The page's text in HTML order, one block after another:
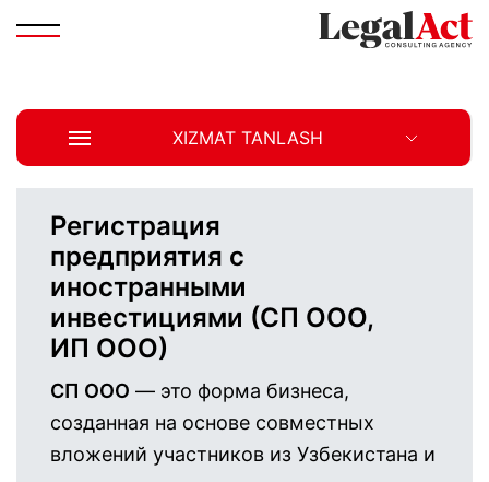
XIZMAT TANLASH
Регистрация
предприятия с
иностранными
инвестициями (СП ООО,
ИП ООО)
СП ООО — это форма бизнеса,
созданная на основе совместных
вложений участников из Узбекистана и